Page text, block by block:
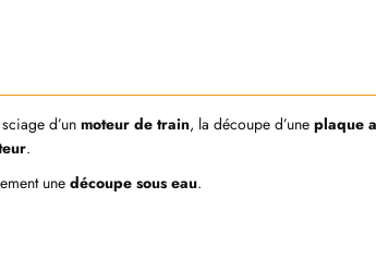
d’un moteur de train, la découpe d’une plaque
.
une découpe sous eau.